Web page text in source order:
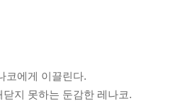
코에게 이끌린다.
지 못하는 둔감한 레나코.